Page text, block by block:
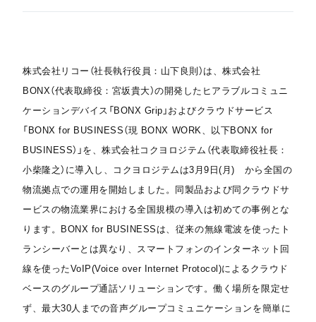
株式会社リコー（社長執行役員：山下良則）は、株式会社
BONX（代表取締役：宮坂貴大）の開発したヒアラブルコミュニ
ケーションデバイス「BONX Grip」およびクラウドサービス
「BONX for BUSINESS（現 BONX WORK、以下BONX for
BUSINESS）」を、株式会社コクヨロジテム（代表取締役社長：
小柴隆之）に導入し、コクヨロジテムは3月9日(月) から全国の
物流拠点での運用を開始しました。同製品および同クラウドサ
ービスの物流業界における全国規模の導入は初めての事例とな
ります。BONX for BUSINESSは、従来の無線電波を使ったト
ランシーバーとは異なり、スマートフォンのインターネット回
線を使ったVoIP(Voice over Internet Protocol)によるクラウド
ベースのグループ通話ソリューションです。働く場所を限定せ
ず、最大30人までの音声グループコミュニケーションを簡単に